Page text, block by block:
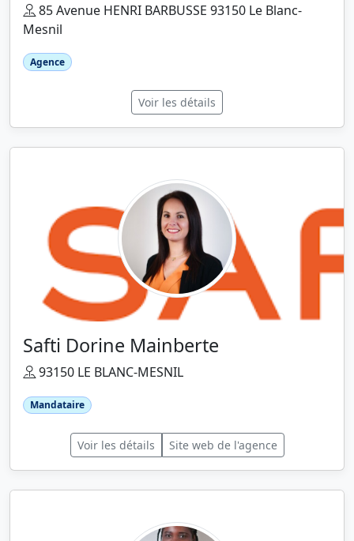
85 Avenue HENRI BARBUSSE 93150 Le Blanc-
Mesnil
Agence
Voir les détails
Safti Dorine Mainberte
93150 LE BLANC-MESNIL
Mandataire
Voir les détails Site web de l'agence